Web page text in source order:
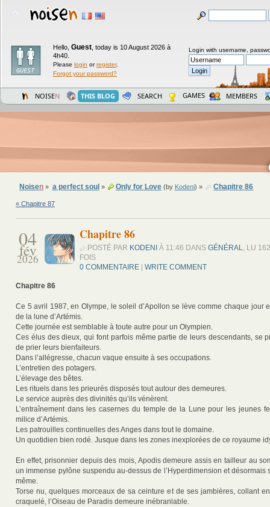
Hello, Guest today is 10 August 2026 à
4h40.
Please login orregister.
Forgot your password?
Login with username,
NOISEN THIS BLOG SEARCH GAMES MEMBERS
Noisen » a perfect soul » Only for Love(by Kodeni) » Chapitre 86
« Chapitre 87
04
fév
2026
Chapitre 86
POSTÉ PAR KODENI À 11:46 DANS GÉNÉRAL, LU
FOIS
0 COMMENTAIRE | WRITE COMMENT
Chapitre 86
Ce 5 avril 1987, en Olympe, le soleil d’Apollon se lève comme chaque jour
de la lune d’Artémis.
Cette journée est semblable à toute autre pour un Olympien.
Ces élus des dieux, qui font parfois même partie de leurs descendants, se
de prier leurs bienfaiteurs.
Dans l’allégresse, chacun vaque ensuite à ses occupations.
L’entretien des potagers.
L’élevage des bêtes.
Les rituels dans les prieurés disposés tout autour des demeures.
Le service auprès des divinités qu’ils vénèrent.
L’entraînement dans les casernes du temple de la Lune pour les jeunes
milice d’Artémis.
Les patrouilles continuelles des Anges dans tout le domaine.
Un quotidien bien rodé. Jusque dans les zones inexplorées de ce royaume
En effet, prisonnier depuis des mois, Apodis demeure assis en tailleur au
un immense pylône suspendu au-dessus de l’Hyperdimension et désormais
même.
Torse nu, quelques morceaux de sa ceinture et de ses jambières, collant
craquelé, l’Oiseau de Paradis demeure inébranlable.